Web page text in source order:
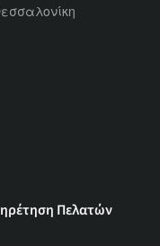
Πελατών